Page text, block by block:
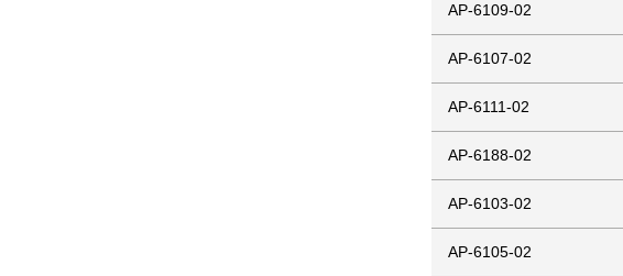
AP-6109-02
AP-6107-02
AP-6111-02
AP-6188-02
AP-6103-02
AP-6105-02